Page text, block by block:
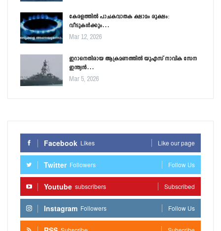
കേരളത്തിൽ പാചകവാതക ക്ഷാമം രൂക്ഷം:
വീടുകൾക്കും…
Mar 12, 2026
ഇറാനെതിരായ ആക്രമണത്തിൽ യുഎസ് നാവിക സേന
ഇന്ത്യൻ…
Mar 5, 2026
Facebook Likes Like our page
Twitter Followers Follow Us
Youtube subscribers Subscribed
Instagram Followers Follow Us